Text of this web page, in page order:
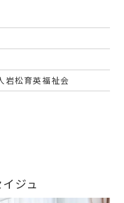
岩松育英福祉会
ジュ